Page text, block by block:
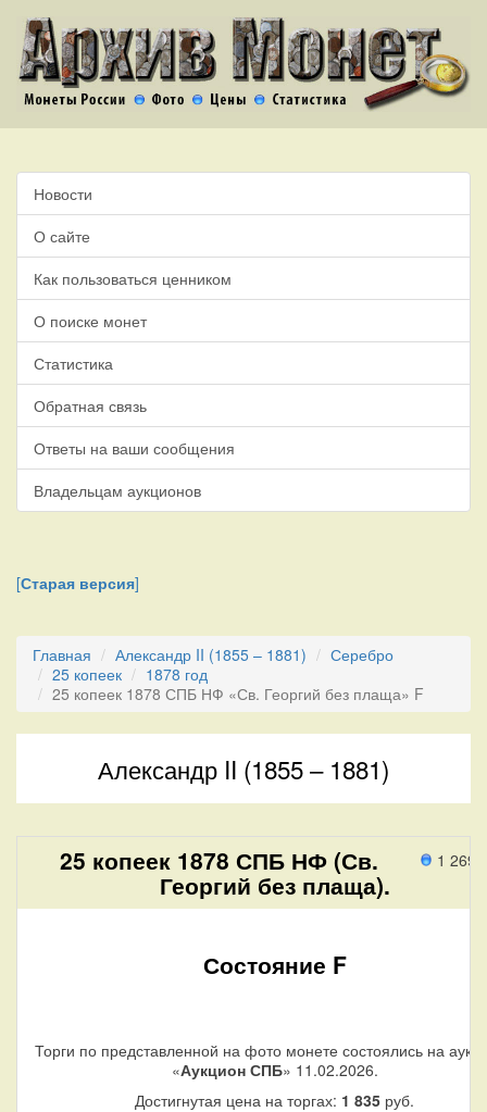
Новости
О сайте
Как пользоваться ценником
О поиске монет
Статистика
Обратная связь
Ответы на ваши сообщения
Владельцам аукционов
[Старая версия]
Главная Александр II (1855 – 1881)
Серебро
25 копеек
1878 год
25 копеек 1878 СПБ НФ «Св. Георгий без плаща» F
Александр II (1855 – 1881)
1 269
25 копеек 1878 СПБ НФ (Св.
Георгий без плаща).
Состояние F
Торги по представленной на фото монете состоялись на
«Аукцион СПБ» 11.02.2026.
Достигнутая цена на торгах: 1 835 руб.